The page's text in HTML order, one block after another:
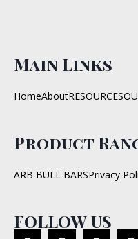
Main Links
HomeAboutRESOURCES
Product
ARB BULL BARSPrivacy
FOLLOW US